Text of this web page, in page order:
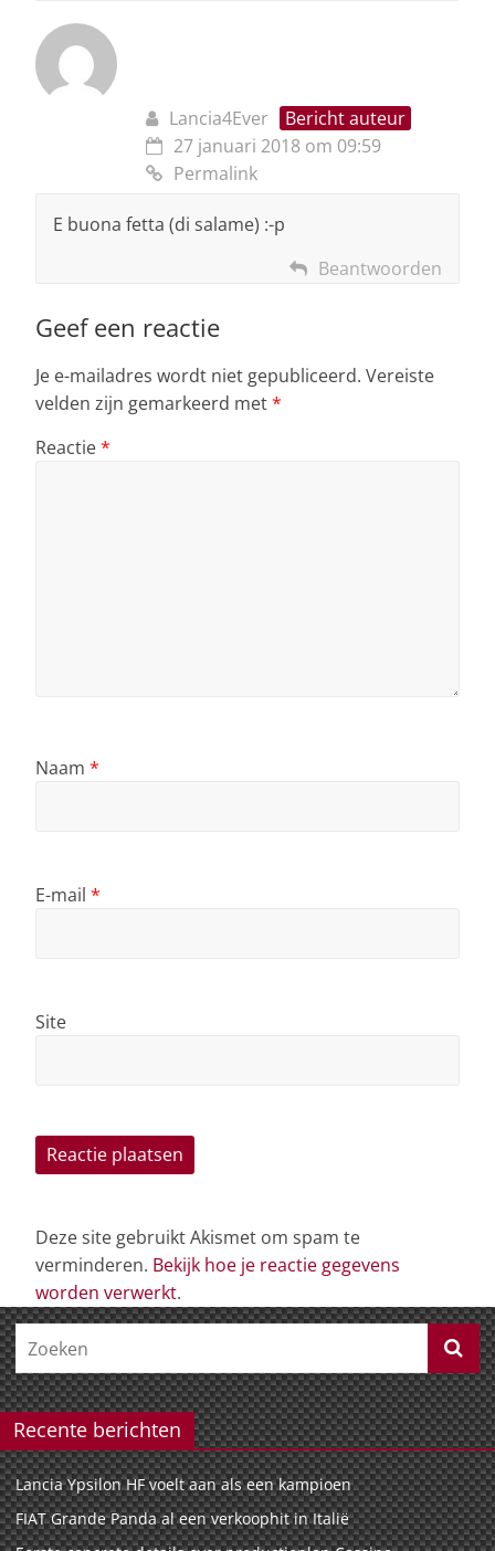
Lancia4Ever
Bericht auteur
27 januari 2018 om 09:59
Permalink
E buona fetta (di salame) :-p
Beantwoorden
Geef een reactie
Je e-mailadres wordt niet gepubliceerd. Vereiste
velden zijn gemarkeerd met*
Reactie*
Naam *
E-mail *
Site
Deze site gebruikt Akismet om spam te
verminderen. Bekijk hoe je reactie gegevens
worden verwerkt.
Recente berichten
Lancia Ypsilon HF voelt aan als een kampioen
FIAT Grande Panda al een verkoophit in Italië